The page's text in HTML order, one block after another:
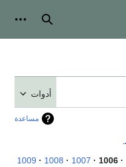
بحث
أدوات
مساعدة
.
1006
1007
1008
1009